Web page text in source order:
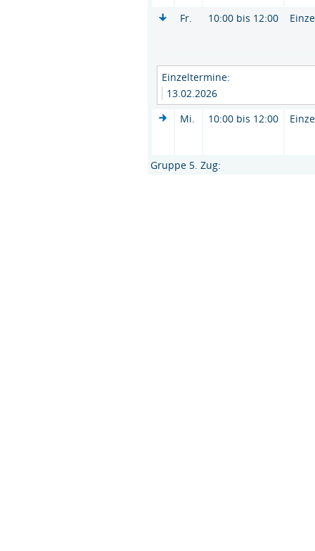
Fr. 10:00 bis 12:00
Einzeltermine:
13.02.2026
Mi.
10:00 bis 12:00
Gruppe 5. Zug: